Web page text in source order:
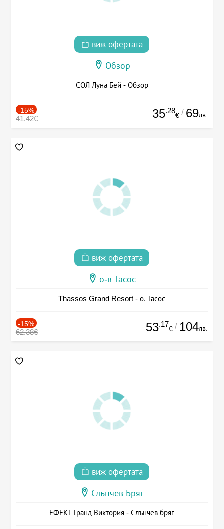
виж офертата
Обзор
СОЛ Луна Бей - Обзор
-15%
41.42€ 35.28
€ / 69лв.
виж офертата
о-в Тасос
Thassos Grand Resort - о. Тасос
-15%
62.38€ 53.17
€ / 104лв.
виж офертата
Слънчев Бряг
ЕФЕКТ Гранд Виктория - Слънчев бряг